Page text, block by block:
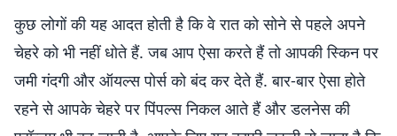
कुछ लोगों की यह आदत होती है कि वे रात को सोने से पहले अपने
चेहरे को भी नहीं धोते हैं. जब आप ऐसा करते हैं तो आपकी स्किन पर
जमी गंदगी और ऑयल्स पोर्स को बंद कर देते हैं. बार-बार ऐसा होते
रहने से आपके चेहरे पर पिंपल्स निकल आते हैं और डलनेस की